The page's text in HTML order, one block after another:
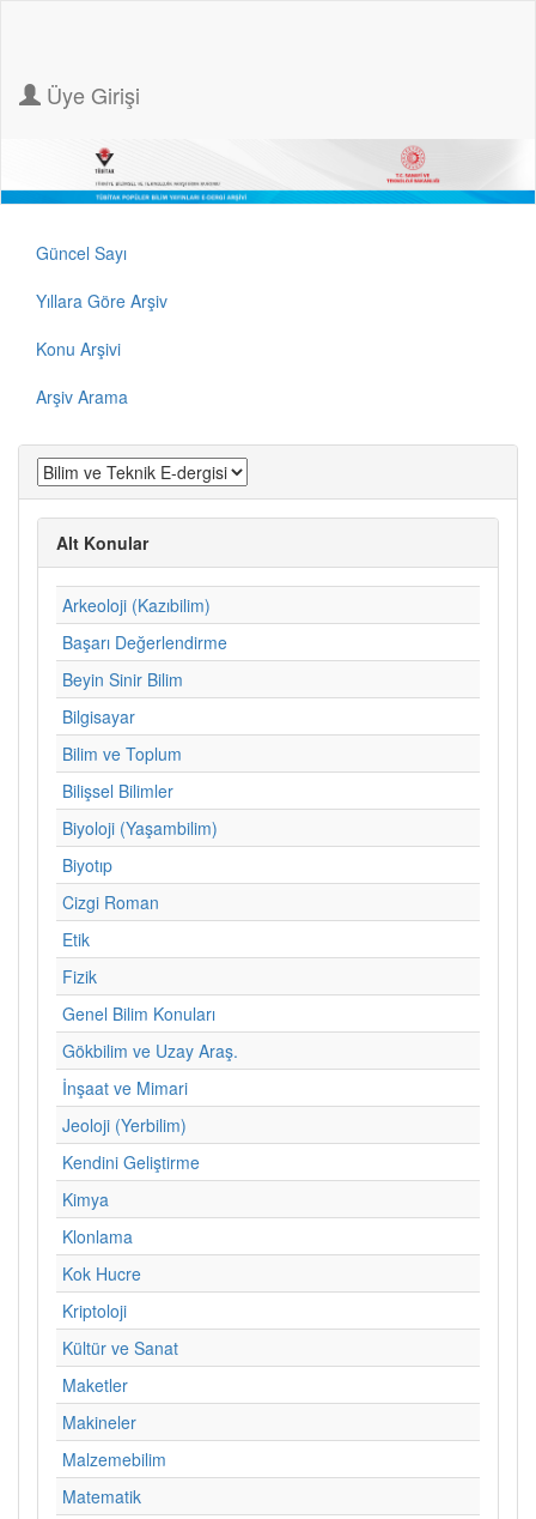
Üye Girişi
Güncel Sayı
Yıllara Göre Arşiv
Konu Arşivi
Arşiv Arama
Alt Konular
Arkeoloji (Kazıbilim)
Başarı Değerlendirme
Beyin Sinir Bilim
Bilgisayar
Bilim ve Toplum
Bilişsel Bilimler
Biyoloji (Yaşambilim)
Biyotıp
Cizgi Roman
Etik
Fizik
Genel Bilim Konuları
Gökbilim ve Uzay Araş.
İnşaat ve Mimari
Jeoloji (Yerbilim)
Kendini Geliştirme
Kimya
Klonlama
Kok Hucre
Kriptoloji
Kültür ve Sanat
Maketler
Makineler
Malzemebilim
Matematik